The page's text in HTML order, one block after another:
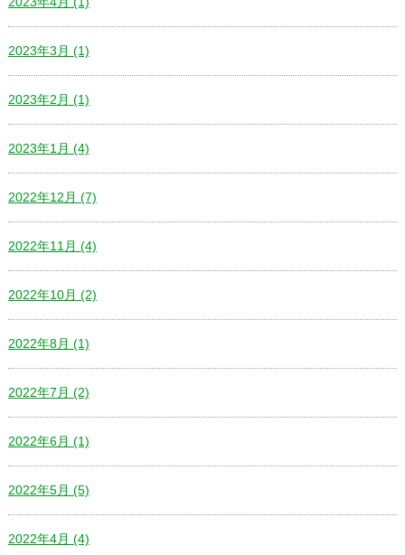
2023年3月 (1)
2023年2月 (1)
2023年1月 (4)
2022年12月 (7)
2022年11月 (4)
2022年10月 (2)
2022年8月 (1)
2022年7月 (2)
2022年6月 (1)
2022年5月 (5)
2022年4月 (4)